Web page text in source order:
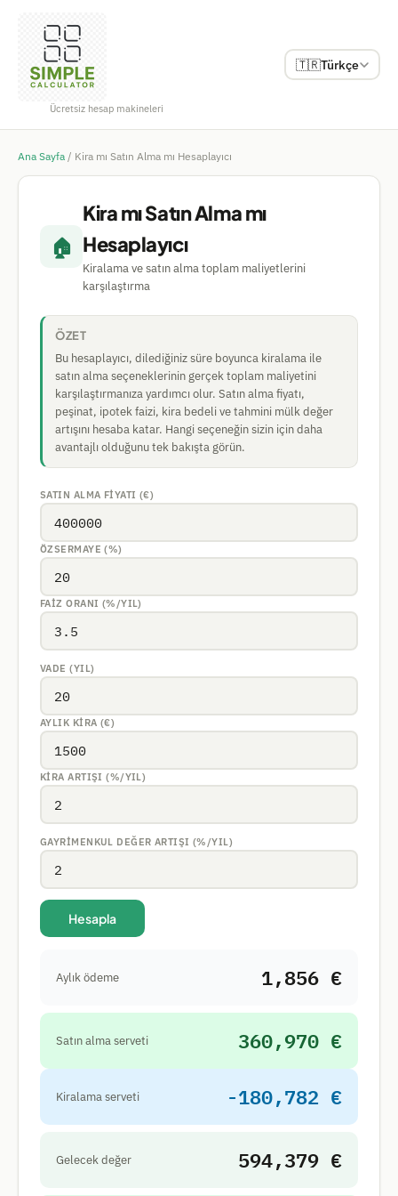
Ücretsiz hesap makineleri
🇹🇷Türkçe
Ana Sayfa / Kira mı Satın Alma mı Hesaplayıcı
🏠
Kira mı Satın Alma mı
Hesaplayıcı
Kiralama ve satın alma toplam maliyetlerini
karşılaştırma
ÖZET
Bu hesaplayıcı, dilediğiniz süre boyunca kiralama ile
satın alma seçeneklerinin gerçek toplam maliyetini
karşılaştırmanıza yardımcı olur. Satın alma fiyatı,
peşinat, ipotek faizi, kira bedeli ve tahmini mülk değer
artışını hesaba katar. Hangi seçeneğin sizin için daha
avantajlı olduğunu tek bakışta görün.
SATIN ALMA FIYATI (€)
ÖZSERMAYE (%)
FAIZ ORANI (%/YIL)
VADE (YIL)
AYLIK KIRA (€)
KIRA ARTIŞI (%/YIL)
GAYRIMENKUL DEĞER ARTIŞI (%/YIL)
Hesapla
Aylık ödeme 1,856 €
Satın alma serveti 360,970 €
Kiralama serveti -180,782 €
Gelecek değer 594,379 €